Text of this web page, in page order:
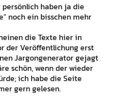
persönlich haben ja die
noch ein bisschen mehr
die Texte hier in
der Veröffentlichung erst
Jargongenerator gejagt
schön, wenn der wieder
ich habe die Seite
gern gelesen.